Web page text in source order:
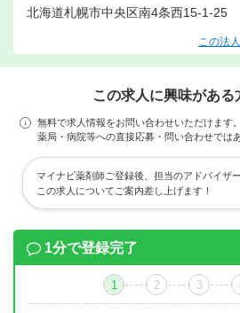
北海道札幌市中央区南4条西15‐1-25
この法
この求人に興味がある
無料で求人情報をお問い合わせいただけます。
薬局・病院等への直接応募・問い合わせでは
マイナビ薬剤師ご登録後、担当のアドバイザ
この求人についてご案内差し上げます！
1分で登録完了
1 2 3